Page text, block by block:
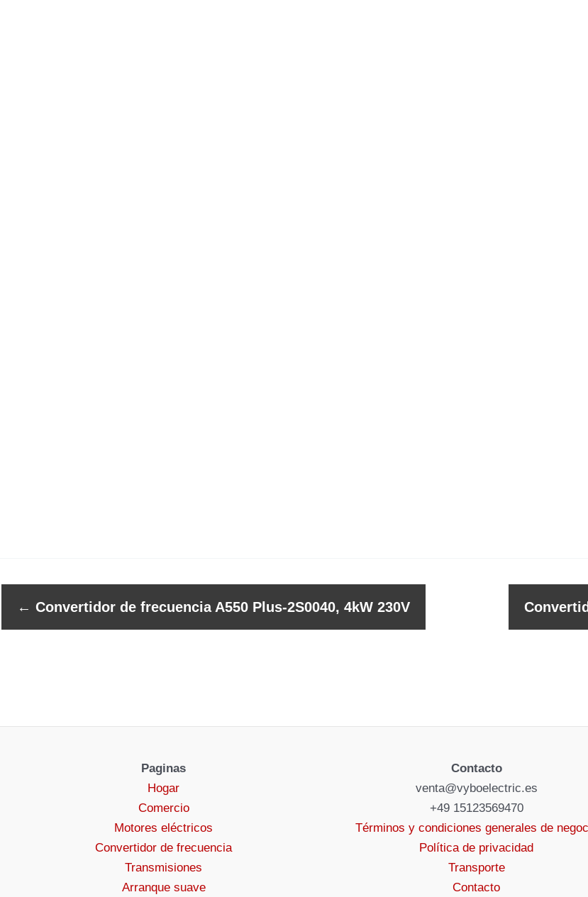
← Convertidor de frecuencia A550 Plus-2S0040, 4kW 230V
Paginas
Hogar
Comercio
Motores eléctricos
Convertidor de frecuencia
Transmisiones
Arranque suave
Contacto
venta@vyboelectric.es
+49 15123569470
Términos y condiciones generales de
Política de privacidad
Transporte
Contacto